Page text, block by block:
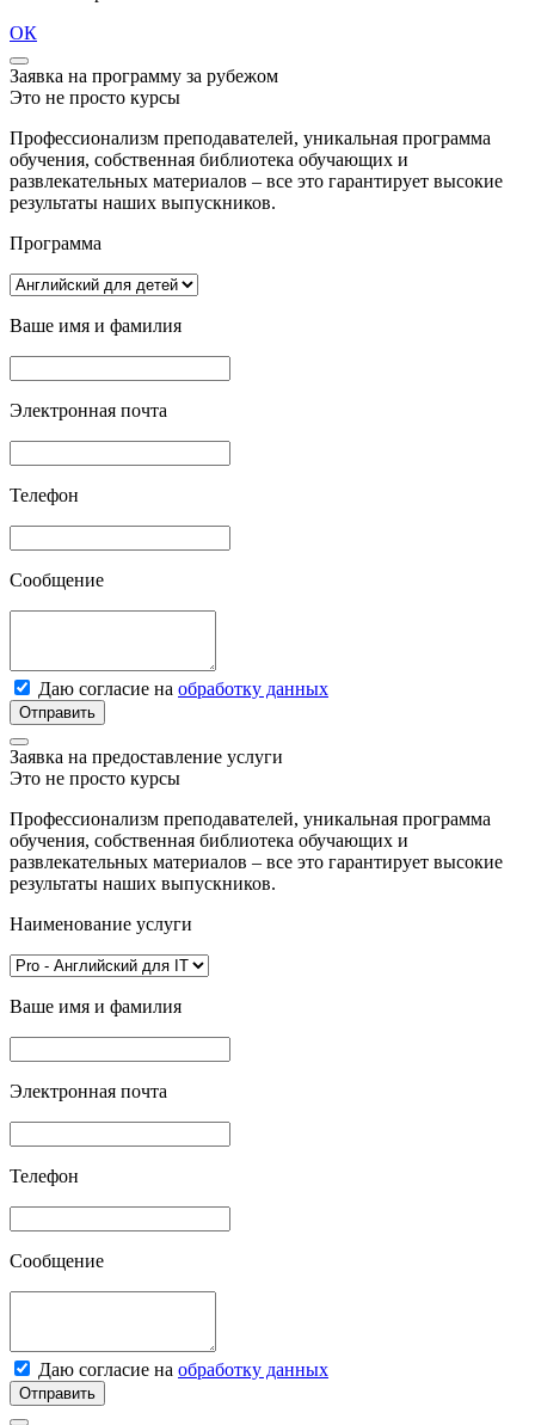
ОК
Заявка на программу за рубежом
Это не просто курсы
Профессионализм преподавателей, уникальная программа
обучения, собственная библиотека обучающих и
развлекательных материалов – все это гарантирует высокие
результаты наших выпускников.
Программа
Ваше имя и фамилия
Электронная почта
Телефон
Сообщение
Даю согласие на обработку данных
Отправить
Заявка на предоставление услуги
Это не просто курсы
Профессионализм преподавателей, уникальная программа
обучения, собственная библиотека обучающих и
развлекательных материалов – все это гарантирует высокие
результаты наших выпускников.
Наименование услуги
Ваше имя и фамилия
Электронная почта
Телефон
Сообщение
Даю согласие на обработку данных
Отправить